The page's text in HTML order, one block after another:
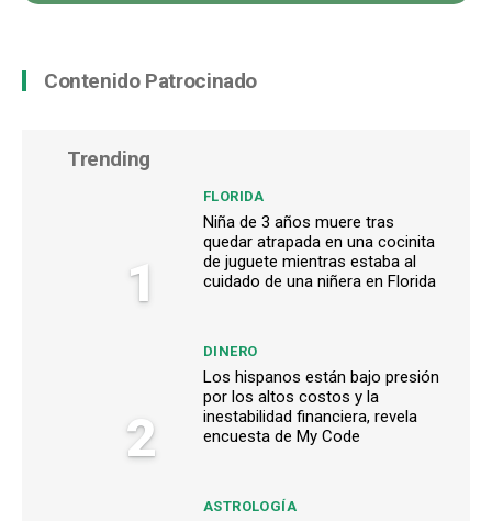
Contenido Patrocinado
Trending
1
FLORIDA
Niña de 3 años muere tras
quedar atrapada en una cocinita
de juguete mientras estaba al
cuidado de una niñera en Florida
2
DINERO
Los hispanos están bajo presión
por los altos costos y la
inestabilidad financiera, revela
encuesta de My Code
ASTROLOGÍA